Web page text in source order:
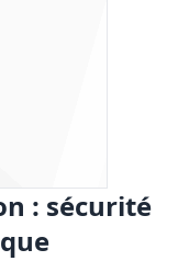
: sécurité